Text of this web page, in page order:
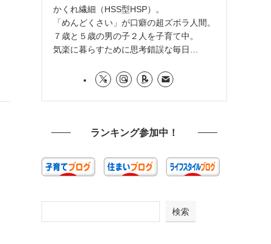
かくれ繊細（HSS型HSP）。
「めんどくさい」が口癖の超ズボラ人間。
７歳と５歳の男の子２人を子育て中。
気楽に暮らすために思考錯誤な毎日…
ランキング参加中！
検索